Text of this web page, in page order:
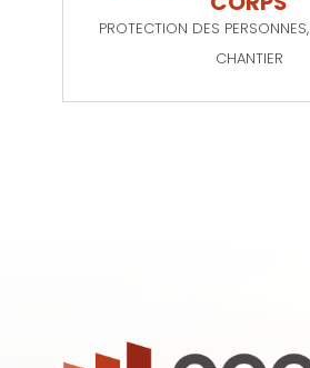
PROTECTION DES PERSONNES,
CHANTIER